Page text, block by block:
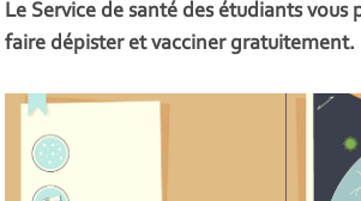
Le Service de santé des étudiants vous
faire dépister et vacciner gratuitement.